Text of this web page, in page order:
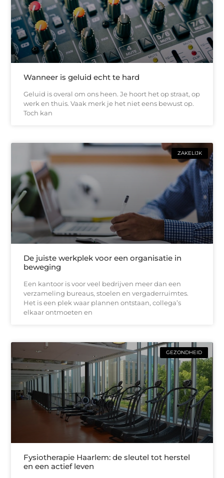
Wanneer is geluid echt te hard
Geluid is overal om ons heen. Je hoort het op straat, op
werk en thuis. Vaak merk je het niet eens bewust op.
Toch kan
ZAKELIJK
De juiste werkplek voor een organisatie in
beweging
Een kantoor is voor veel bedrijven meer dan een
verzameling bureaus, stoelen en vergaderruimtes.
Het is een plek waar plannen ontstaan, collega’s
elkaar ontmoeten en
GEZONDHEID
Fysiotherapie Haarlem: de sleutel tot herstel
en een actief leven